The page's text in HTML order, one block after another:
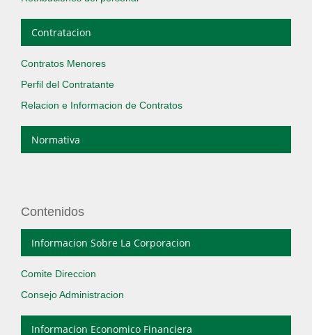
Contratacion
Contratos Menores
Perfil del Contratante
Relacion e Informacion de Contratos
Normativa
Contenidos
Informacion Sobre La Corporacion
Comite Direccion
Consejo Administracion
Informacion Economico Financiera